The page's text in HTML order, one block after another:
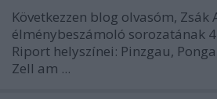
Következzen blog olvasóm, Zsák
élménybeszámoló sorozatának
Riport helyszínei: Pinzgau,
Zell am ...